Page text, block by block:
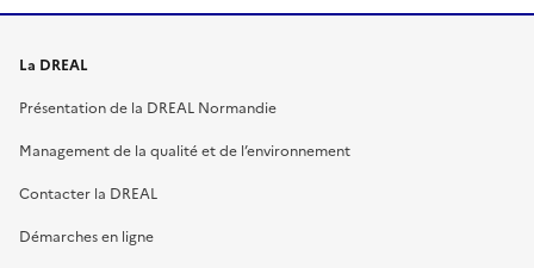
La DREAL
Présentation de la DREAL Normandie
Management de la qualité et de l’environnement
Contacter la DREAL
Démarches en ligne